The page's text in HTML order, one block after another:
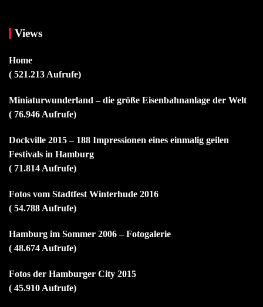
Views
Home
( 521.213 Aufrufe)
Miniaturwunderland – die größe Eisenbahnanlage der Welt
( 76.946 Aufrufe)
Dockville 2015 – 188 Impressionen eines einmalig geilen
Festivals in Hamburg
( 71.814 Aufrufe)
Fotos vom Stadtfest Winterhude 2016
( 54.788 Aufrufe)
Hamburg im Sommer 2006 – Fotogalerie
( 48.674 Aufrufe)
Fotos der Hamburger City 2015
( 45.910 Aufrufe)